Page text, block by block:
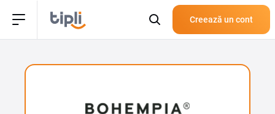
Creează un cont